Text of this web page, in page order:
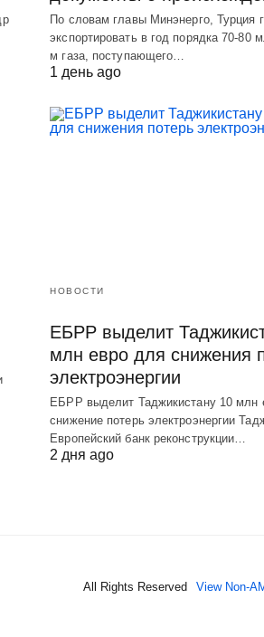
По словам главы Минэнерго, Турция
экспортировать в год порядка 70-80
м газа, поступающего…
1 день ago
НОВОСТИ
ЕБРР выделит
млн евро для снижения
электроэнергии
ЕБРР выделит Таджикистану 10 млн
снижение потерь электроэнергии
Европейский банк реконструкции…
2 дня ago
All Rights Reserved View Non-